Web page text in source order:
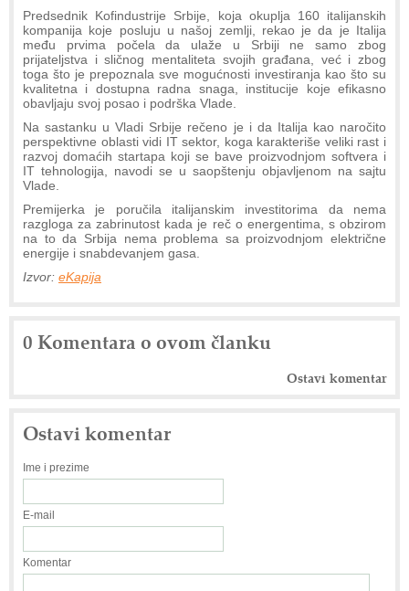
Predsednik Kofindustrije Srbije, koja okuplja 160 italijanskih
kompanija koje posluju u našoj zemlji, rekao je da je Italija
među prvima počela da ulaže u Srbiji ne samo zbog
prijateljstva i sličnog mentaliteta svojih građana, već i zbog
toga što je prepoznala sve mogućnosti investiranja kao što su
kvalitetna i dostupna radna snaga, institucije koje efikasno
obavljaju svoj posao i podrška Vlade.
Na sastanku u Vladi Srbije rečeno je i da Italija kao naročito
perspektivne oblasti vidi IT sektor, koga karakteriše veliki rast i
razvoj domaćih startapa koji se bave proizvodnjom softvera i
IT tehnologija, navodi se u saopštenju objavljenom na sajtu
Vlade.
Premijerka je poručila italijanskim investitorima da nema
razgloga za zabrinutost kada je reč o energentima, s obzirom
na to da Srbija nema problema sa proizvodnjom električne
energije i snabdevanjem gasa.
Izvor: eKapija
0 Komentara o ovom članku
Ostavi komentar
Ostavi komentar
Ime i prezime
E-mail
Komentar